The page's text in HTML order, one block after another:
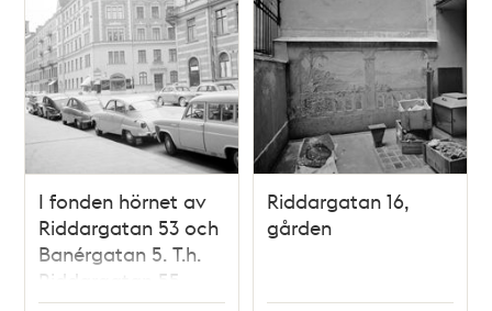
I fonden hörnet av
Riddargatan 53 och
Banérgatan 5. T.h.
Riddargatan 55
Riddargatan 16,
gården